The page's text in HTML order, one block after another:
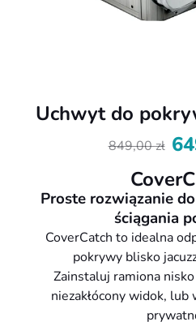
Uchwyt do
849,00zł
Proste rozwiązanie
ściągania
CoverCatch to idealna
pokrywy blisko
Zainstaluj ramiona
niezakłócony widok, lub